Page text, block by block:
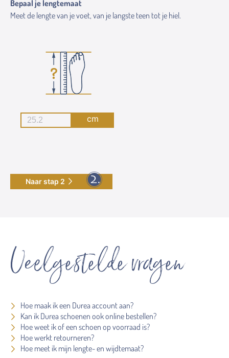
Bepaal je lengtemaat
Meet de lengte van je voet, van je langste teen tot je hiel.
cm
Naar stap 2
Veelgestelde vragen
Hoe maak ik een Durea account aan?
Kan ik Durea schoenen ook online bestellen?
Hoe weet ik of een schoen op voorraad is?
Hoe werkt retourneren?
Hoe meet ik mijn lengte- en wijdtemaat?